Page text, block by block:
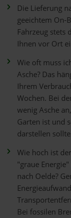
Die Lieferung
geeichtem On-
Fahrzeug stets
Ihnen vor Ort
Wie oft muss
Asche? Das
Ihrem
Wochen. Bei
wenig Asche
Garten ist und
darstellen
Wie hoch ist
"graue
nach Oelde?
Bei fossilen